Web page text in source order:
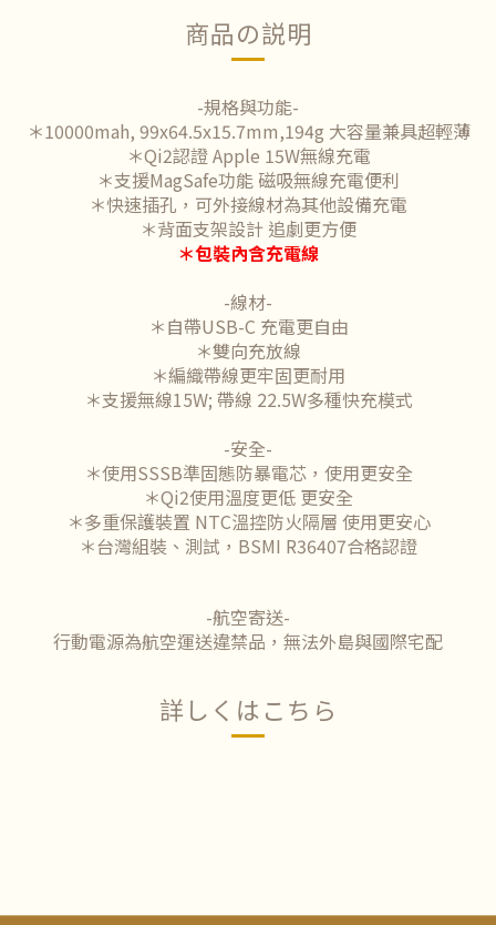
商品の説明
-規格與功能-
＊10000mah, 99x64.5x15.7mm,194g 大容量兼具超輕薄
＊Qi2認證 Apple 15W無線充電
＊支援MagSafe功能 磁吸無線充電便利
＊快速插孔，可外接線材為其他設備充電
＊背面支架設計 追劇更方便
＊包裝內含充電線
-線材-
＊自帶USB-C 充電更自由
＊雙向充放線
＊編織帶線更牢固更耐用
＊支援無線15W; 帶線 22.5W多種快充模式
-安全-
＊使用SSSB準固態防暴電芯，使用更安全
＊Qi2使用溫度更低 更安全
＊多重保護裝置 NTC溫控防火隔層 使用更安心
＊台灣組裝、測試，BSMI R36407合格認證
-航空寄送-
行動電源為航空運送違禁品，無法外島與國際宅配
詳しくはこちら